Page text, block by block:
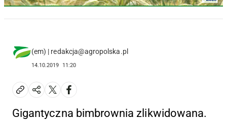
(em) | redakcja@agropolska.pl
14.10.2019 11:20
Gigantyczna bimbrownia zlikwidowana.